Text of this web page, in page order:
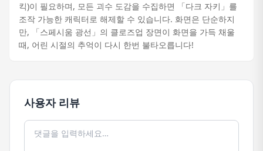
킥)이 필요하며, 모든 괴수 도감을 수집하면 「다크 자키」를
조작 가능한 캐릭터로 해제할 수 있습니다. 화면은 단순하지
만, 「스페시움 광선」의 클로즈업 장면이 화면을 가득 채울
때, 어린 시절의 추억이 다시 한번 불타오릅니다!
사용자 리뷰